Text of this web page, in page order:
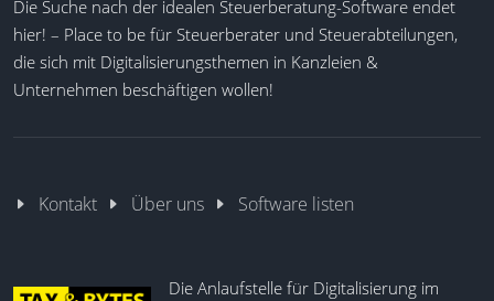
Die Suche nach der idealen Steuerberatung-Software endet
hier! – Place to be für Steuerberater und Steuerabteilungen,
die sich mit Digitalisierungsthemen in Kanzleien &
Unternehmen beschäftigen wollen!
Kontakt Über uns Software listen
Die Anlaufstelle für Digitalisierung im